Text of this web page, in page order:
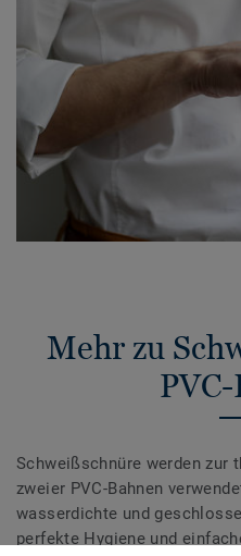
Mehr zu
Schweißschnüre werden zur
zweier PVC-Bahnen
wasserdichte und
perfekte Hygiene und